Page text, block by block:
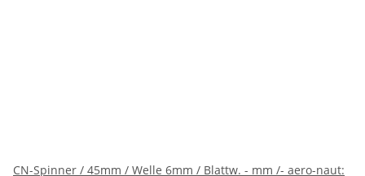
CN-Spinner / 45mm / Welle 6mm / Blattw. - mm /- aero-naut: